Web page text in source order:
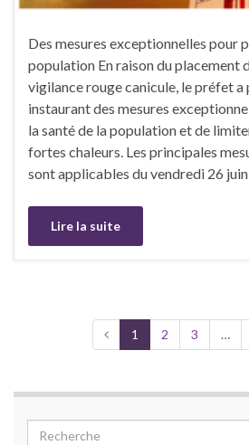
Des mesures exceptionnelles pour
population En raison du placement
vigilance rouge canicule, le préfet a
instaurant des mesures
la santé de la population et de
fortes chaleurs. Les principales
sont applicables du vendredi 26
Lire la suite
1 2 3 …